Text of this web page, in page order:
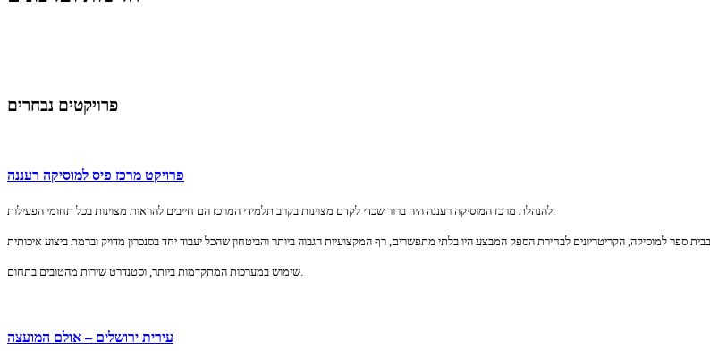
פרויקטים נבחרים
פרויקט מרכז פיס למוסיקה רעננה
להנהלת מרכז המוסיקה רעננה היה ברור שכדי לקדם מצוינות בקרב תלמידי המרכז הם חייבים להראות מצוינות בכל תחומי הפעילות.
שימוש במערכות המתקדמות ביותר, וסטנדרט שירות מהטובים בתחום.
עירית ירושלים – אולם המועצה